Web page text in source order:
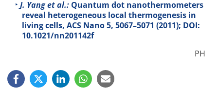
J. Yang et al.: Quantum dot nanothermometers
reveal heterogeneous local thermogenesis in
living cells, ACS Nano5, 5067–5071 (2011); DOI:
10.1021/nn201142f
PH